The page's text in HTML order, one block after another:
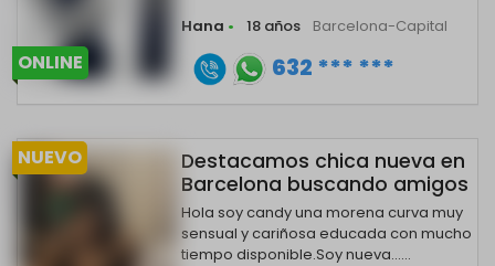
ONLINE
Hana • 18 años Barcelona-Capital
632 *** ***
NUEVO
Destacamos chica nueva en
Barcelona buscando amigos
Hola soy candy una morena curva muy
sensual y cariñosa educada con mucho
tiempo disponible.Soy nueva......